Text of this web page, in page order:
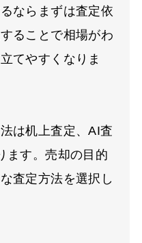
ならまずは査定依
ることで相場がわ
てやすくなりま
は机上査定、AI査
ます。売却の目的
査定方法を選択し